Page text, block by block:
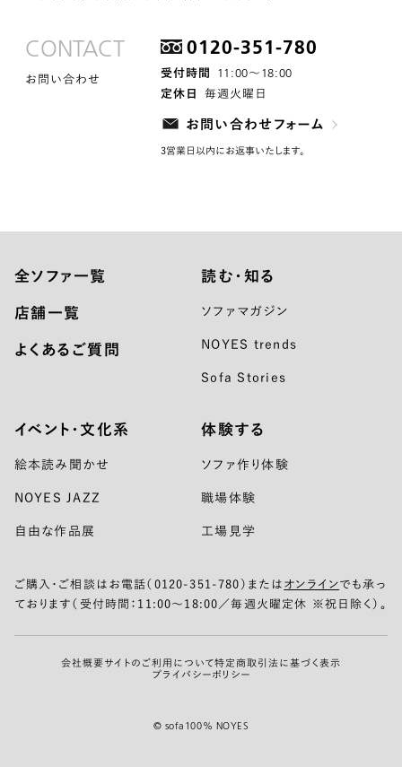
CONTACT
お問い合わせ
0120-351-780
受付時間 11:00〜18:00
定休日 毎週火曜日
お問い合わせフォーム
3営業日以内にお返事いたします。
全ソファ一覧
店舗一覧
よくあるご質問
読む・知る
ソファマガジン
NOYES trends
Sofa Stories
イベント・文化系
絵本読み聞かせ
NOYES JAZZ
自由な作品展
体験する
ソファ作り体験
職場体験
工場見学
ご購入・ご相談はお電話（0120-351-780）または オンラインでも承っ
ております（受付時間：11:00〜18:00／毎週火曜定休 ※祝日除く）。
© sofa100% NOYES
会社概要サイトのご利用について特定商取引法に基づく表示
プライバシーポリシー